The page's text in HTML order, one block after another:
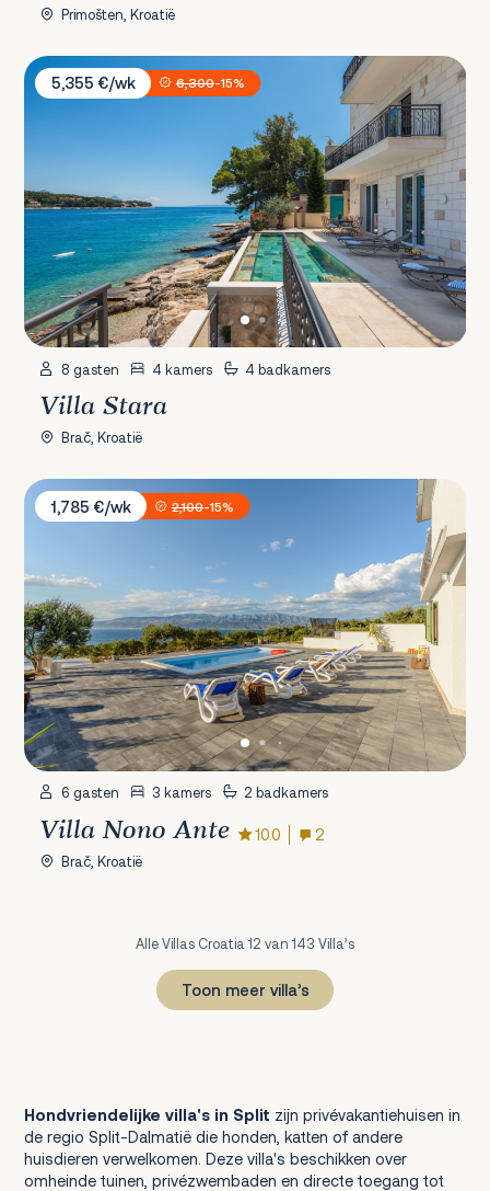
Primošten, Kroatië
Villa Stara
5,355 €/wk
6,300-15%
8 gasten 4 kamers 4 badkamers
Villa Stara
Brač, Kroatië
Villa Nono Ante
1,785 €/wk
2,100-15%
6 gasten 3 kamers 2 badkamers
Villa Nono Ante 10.0 2
Brač, Kroatië
Alle Villas Croatia 12 van 143 Villa’s
Toon meer villa’s
Hondvriendelijke villa's in Split zijn privévakantiehuis­en in
de regio Split-Dalmatië die honden, katten of andere
huisdieren verwelkomen. Deze villa's beschikken over
omheinde tuinen, privézwembaden en directe toegang tot